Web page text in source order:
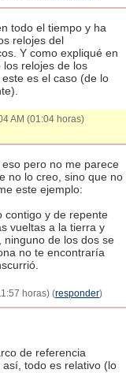
todo el tiempo y ha
relojes del
Y como expliqué en
relojes de los
es el caso (de lo
AM (01:04 horas)
pero no me parece
no lo creo, sino que no
este ejemplo:
contigo y de repente
vueltas a la tierra y
ninguno de los dos se
no te encontraría
horas) (responder)
de referencia
todo es relativo (lo